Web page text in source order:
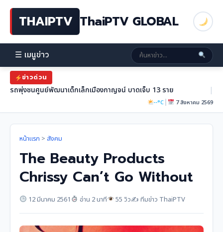
THAIPTV ThaiPTV GLOBAL
☰ เมนูข่าว
ข่าวด่วน
รถพุ่งชนศูนย์พัฒนาเด็กเล็กเมืองกาญจน์ บาดเจ็บ 13 ราย |
--°C| 7 สิงหาคม 2569
หน้าแรก > สังคม
The Beauty Products
Chrissy Can’t Go Without
12 มีนาคม 2561 อ่าน 2 นาที 55 วิว✍️ ทีมข่าว ThaiPTV